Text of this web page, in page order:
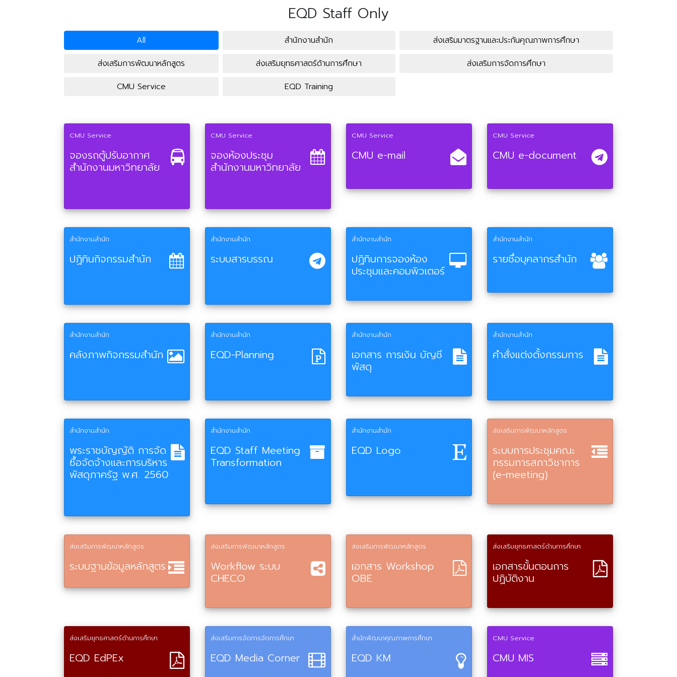
EQD Staff Only
All สำนักงานสำนัก
ส่งเสริมมาตรฐานและประกันคุณภาพการศึกษา
ส่งเสริมการพัฒนาหลักสูตร
ส่งเสริมยุทธศาสตร์ด้านการศึกษา
ส่งเสริมการจัดการศึกษา
CMU Service
EQD Training
CMU Service
จองรถตู้ปรับอากาศ
สำนักงานมหาวิทยาลัย
CMU Service
จองห้องประชุม
สำนักงานมหาวิทยาลัย
CMU Service
CMU e-mail
CMU Service
CMU e-document
สำนักงานสำนัก
ปฏิทินกิจกรรมสำนัก
สำนักงานสำนัก
ระบบสารบรรณ
สำนักงานสำนัก
ปฏิทินการจองห้อง
ประชุมและคอมพิวเตอร์
สำนักงานสำนัก
รายชื่อบุคลากรสำนัก
สำนักงานสำนัก
คลังภาพกิจกรรมสำนัก
สำนักงานสำนัก
EQD-Planning
สำนักงานสำนัก
เอกสาร การเงิน บัญชี
พัสดุ
สำนักงานสำนัก
คำสั่งแต่งตั้งกรรมการ
สำนักงานสำนัก
พระราชบัญญัติ การจัด
ซื้อจัดจ้างและการบริหาร
พัสดุภาครัฐ พ.ศ. 2560
สำนักงานสำนัก
EQD Staff Meeting
Transformation
สำนักงานสำนัก
EQD Logo
ส่งเสริมการพัฒนาหลักสูตร
ระบบการประชุมคณะ
กรรมการสภาวิชาการ
(e-meeting)
ส่งเสริมการพัฒนาหลักสูตร
ระบบฐานข้อมูลหลักสูตร
ส่งเสริมการพัฒนาหลักสูตร
Workflow ระบบ
CHECO
ส่งเสริมการพัฒนาหลักสูตร
เอกสาร Workshop
OBE
ส่งเสริมยุทธศาสตร์ด้านการศึกษา
เอกสารขั้นตอนการ
ปฏิบัติงาน
ส่งเสริมยุทธศาสตร์ด้านการศึกษา
EQD EdPEx
ส่งเสริมการจัดการจัดการศึกษา
EQD Media Corner
สำนักพัฒนาคุณภาพการศึกษา
EQD KM
CMU Service
CMU MIS